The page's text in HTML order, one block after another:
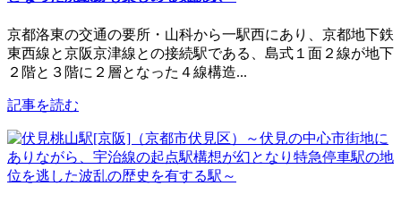
京都洛東の交通の要所・山科から一駅西にあり、京都地下鉄
東西線と京阪京津線との接続駅である、島式１面２線が地下
２階と３階に２層となった４線構造...
記事を読む